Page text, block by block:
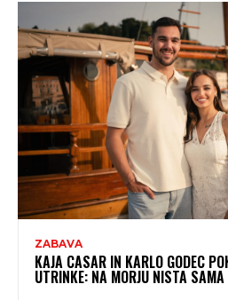
ZABAVA
KAJA CASAR IN KARLO GODEC
UTRINKE: NA MORJU NISTA SAMA